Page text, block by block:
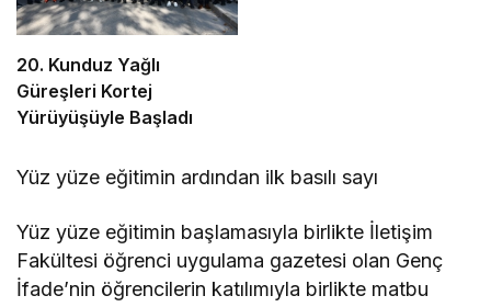
20. Kunduz Yağlı
Güreşleri Kortej
Yürüyüşüyle Başladı
Yüz yüze eğitimin ardından ilk basılı sayı
Yüz yüze eğitimin başlamasıyla birlikte İletişim
Fakültesi öğrenci uygulama gazetesi olan Genç
İfade’nin öğrencilerin katılımıyla birlikte matbu